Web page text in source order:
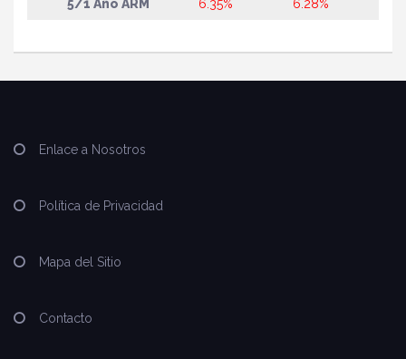
5/1 Año ARM 6.35% 6.28%
Enlace a Nosotros
Política de Privacidad
Mapa del Sitio
Contacto